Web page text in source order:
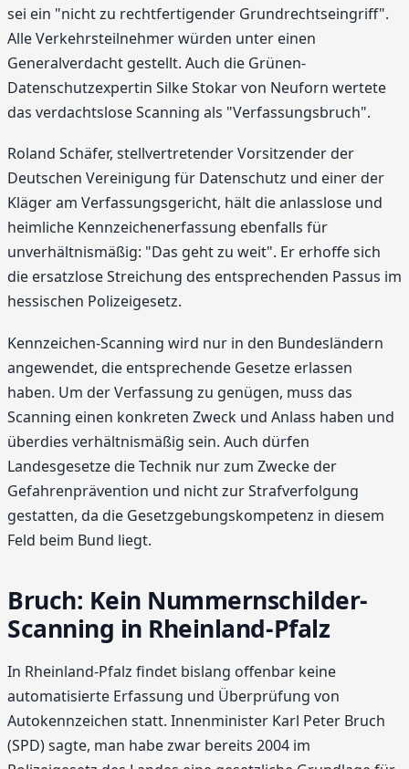
sei ein "nicht zu rechtfertigender Grundrechtseingriff".
Alle Verkehrsteilnehmer würden unter einen
Generalverdacht gestellt. Auch die Grünen-
Datenschutzexpertin Silke Stokar von Neuforn wertete
das verdachtslose Scanning als "Verfassungsbruch".
Roland Schäfer, stellvertretender Vorsitzender der
Deutschen Vereinigung für Datenschutz und einer der
Kläger am Verfassungsgericht, hält die anlasslose und
heimliche Kennzeichenerfassung ebenfalls für
unverhältnismäßig: "Das geht zu weit". Er erhoffe sich
die ersatzlose Streichung des entsprechenden Passus im
hessischen Polizeigesetz.
Kennzeichen-Scanning wird nur in den Bundesländern
angewendet, die entsprechende Gesetze erlassen
haben. Um der Verfassung zu genügen, muss das
Scanning einen konkreten Zweck und Anlass haben und
überdies verhältnismäßig sein. Auch dürfen
Landesgesetze die Technik nur zum Zwecke der
Gefahrenprävention und nicht zur Strafverfolgung
gestatten, da die Gesetzgebungskompetenz in diesem
Feld beim Bund liegt.
Bruch: Kein Nummernschilder-
Scanning in Rheinland-Pfalz
In Rheinland-Pfalz findet bislang offenbar keine
automatisierte Erfassung und Überprüfung von
Autokennzeichen statt. Innenminister Karl Peter Bruch
(SPD) sagte, man habe zwar bereits 2004 im